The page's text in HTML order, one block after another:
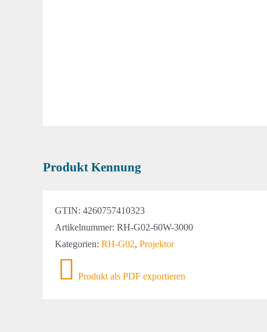
Produkt Kennung
GTIN: 4260757410323
Artikelnummer: RH-G02-60W-3000
Kategorien: RH-G02, Projektor
Produkt als PDF exportieren